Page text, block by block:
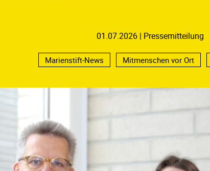
01.07.2026 Pressemitteilung
Marienstift-News Mitmenschen vor Ort